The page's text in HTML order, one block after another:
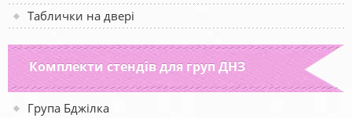
Таблички на двері
Комплекти стендів для груп ДНЗ
Група Бджілка